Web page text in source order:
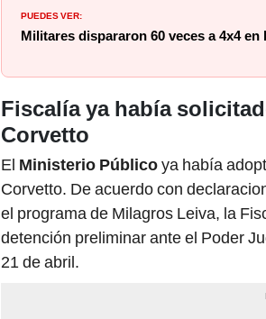
PUEDES VER:
Militares dispararon 60 veces a 4x4
Fiscalía ya había
Corvetto
El Ministerio Públicoya había
Corvetto. De acuerdo con
el programa de Milagros Leiva, la
detención preliminar ante el Poder
21 de abril.